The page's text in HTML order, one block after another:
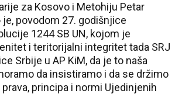
za Kosovo i Metohiju Petar
povodom 27. godišnjice
1244 SB UN, kojom je
i teritorijalni integritet tada SRJ
Srbije u AP KiM, da je to naša
da insistiramo i da se držimo
principa i normi Ujedinjenih